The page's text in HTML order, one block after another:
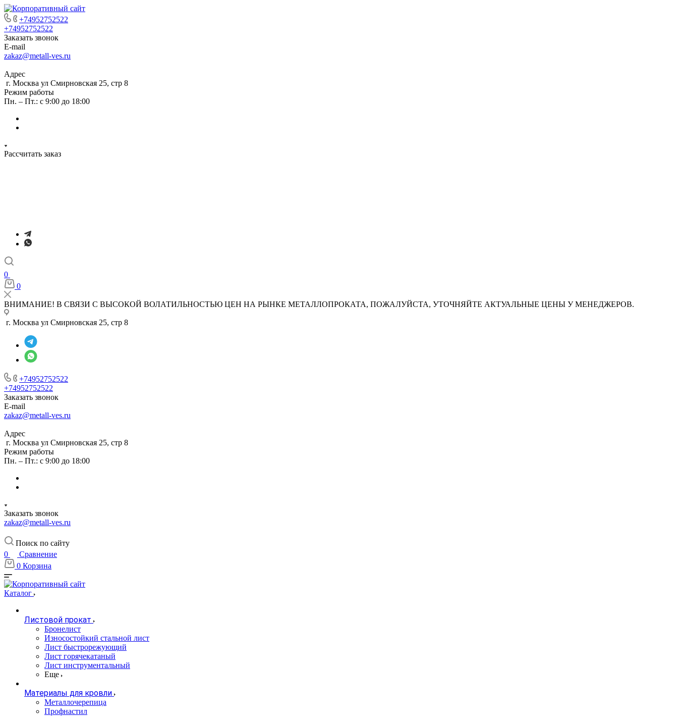
+74952752522
+74952752522
Заказать звонок
E-mail
zakaz@metall-ves.ru
Адрес
г. Москва ул Смирновская 25, стр 8
Режим работы
Пн. – Пт.: с 9:00 до 18:00
Рассчитать заказ
0
0
ВНИМАНИЕ! В СВЯЗИ С ВЫСОКОЙ ВОЛАТИЛЬНОСТЬЮ ЦЕН НА РЫНКЕ МЕТАЛЛОПРОКАТА, ПОЖАЛУЙСТА, УТОЧНЯЙТЕ АКТУАЛЬНЫЕ ЦЕНЫ У МЕНЕДЖЕРОВ.
г. Москва ул Смирновская 25, стр 8
+74952752522
+74952752522
Заказать звонок
E-mail
zakaz@metall-ves.ru
Адрес
г. Москва ул Смирновская 25, стр 8
Режим работы
Пн. – Пт.: с 9:00 до 18:00
Заказать звонок
zakaz@metall-ves.ru
Поиск по сайту
0
Сравнение
0 Корзина
Каталог
Листовой прокат
Бронелист
Износостойкий стальной лист
Лист быстрорежующий
Лист горячекатаный
Лист инструментальный
Еще
Материалы для кровли
Металлочерепица
Профнастил